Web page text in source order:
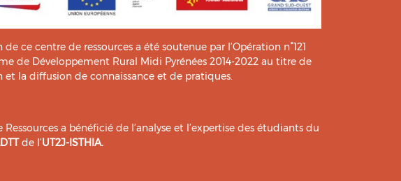
de ce centre de ressources a été soutenue par l’Opération n°121
de Développement Rural Midi Pyrénées 2014-2022 au titre de
et la diffusion de connaissance et de pratiques.
Ressources a bénéficié de l’analyse et l’expertise des étudiants du
de l’UT2J-ISTHIA.